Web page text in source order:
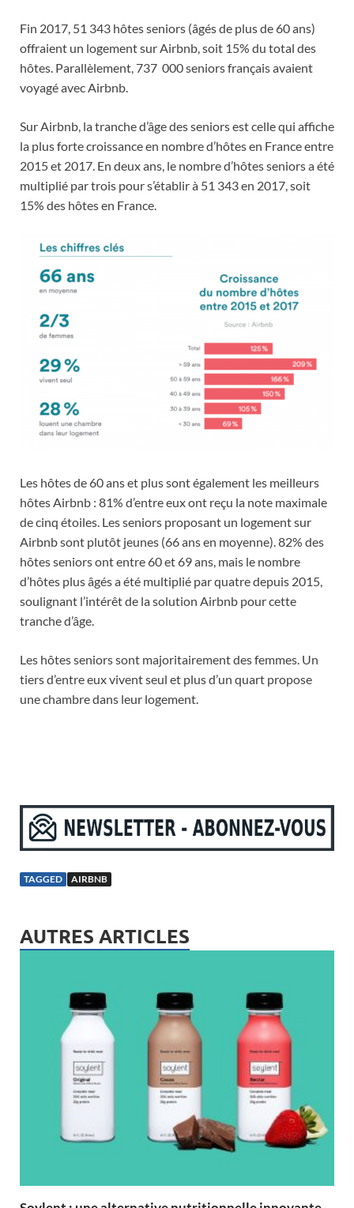
Fin 2017, 51 343 hôtes seniors (âgés de plus de 60 ans)
offraient un logement sur Airbnb, soit 15% du total des
hôtes. Parallèlement, 737 000 seniors français avaient
voyagé avec Airbnb.
Sur Airbnb, la tranche d’âge des seniors est celle qui affiche
la plus forte croissance en nombre d’hôtes en France entre
2015 et 2017. En deux ans, le nombre d’hôtes seniors a été
multiplié par trois pour s’établir à 51 343 en 2017, soit
15% des hôtes en France.
Les hôtes de 60 ans et plus sont également les meilleurs
hôtes Airbnb : 81% d’entre eux ont reçu la note maximale
de cinq étoiles. Les seniors proposant un logement sur
Airbnb sont plutôt jeunes (66 ans en moyenne). 82% des
hôtes seniors ont entre 60 et 69 ans, mais le nombre
d’hôtes plus âgés a été multiplié par quatre depuis 2015,
soulignant l’intérêt de la solution Airbnb pour cette
tranche d’âge.
Les hôtes seniors sont majoritairement des femmes. Un
tiers d’entre eux vivent seul et plus d’un quart propose
une chambre dans leur logement.
TAGGED AIRBNB
AUTRES ARTICLES